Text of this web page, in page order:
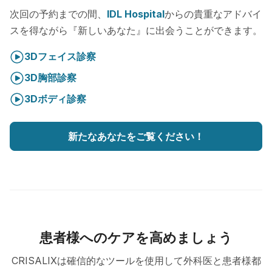
次回の予約までの間、 IDL Hospitalからの貴重なアドバイ
スを得ながら『新しいあなた』に出会うことができます。
3Dフェイス診察
3D胸部診察
3Dボディ診察
新たなあなたをご覧ください！
患者様へのケアを高めましょう
CRISALIXは確信的なツールを使用して外科医と患者様都